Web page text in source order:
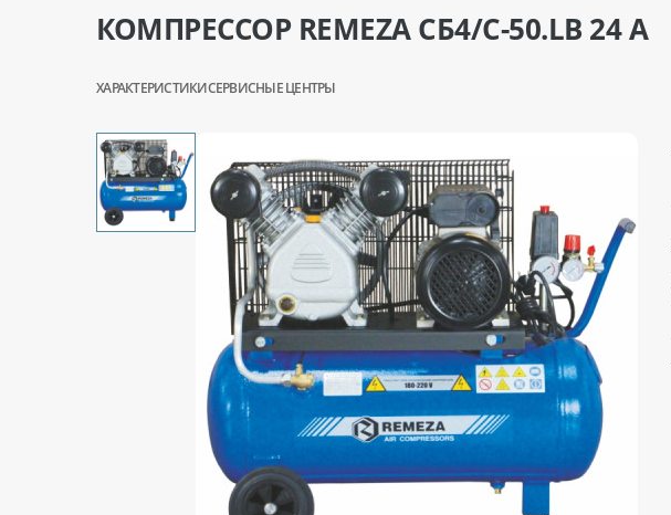
КОМПРЕССОР REMEZA СБ4/С-50.LB 24 A
ХАРАКТЕРИСТИКИСЕРВИСНЫЕ ЦЕНТРЫ